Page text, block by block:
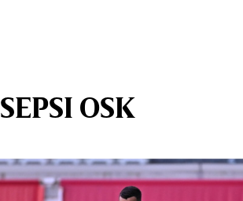
SEPSI OSK